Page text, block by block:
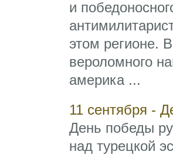
и
этом регионе.
вероломного
америка ...
11 сентября -
День победы
над турецкой